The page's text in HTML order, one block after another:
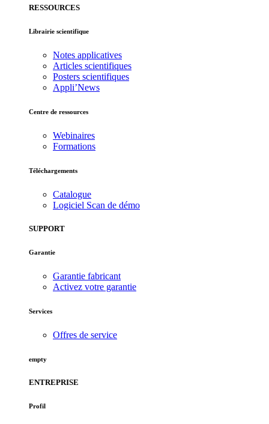
RESSOURCES
Librairie scientifique
Notes applicatives
Articles scientifiques
Posters scientifiques
Appli’News
Centre de ressources
Webinaires
Formations
Téléchargements
Catalogue
Logiciel Scan de démo
SUPPORT
Garantie
Garantie fabricant
Activez votre garantie
Services
Offres de service
empty
ENTREPRISE
Profil